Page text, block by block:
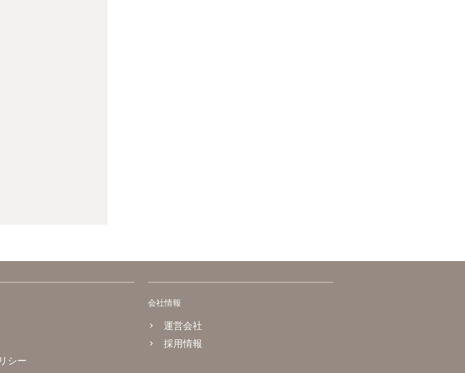
シー
会社情報
運営会社
採用情報